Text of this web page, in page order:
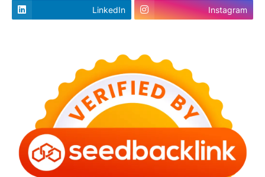
LinkedIn Instagram